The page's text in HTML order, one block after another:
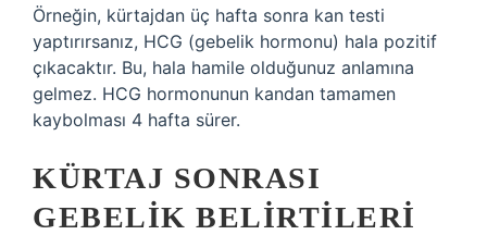
Örneğin, kürtajdan üç hafta sonra kan testi
yaptırırsanız, HCG (gebelik hormonu) hala pozitif
çıkacaktır. Bu, hala hamile olduğunuz anlamına
gelmez. HCG hormonunun kandan tamamen
kaybolması 4 hafta sürer.
KÜRTAJ SONRASI
GEBELIK BELIRTILERI